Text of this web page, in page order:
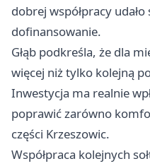
dobrej współpracy
dofinansowanie.
Głąb podkreśla, że dla
więcej niż tylko kolejną
Inwestycja ma realnie
poprawić zarówno
części Krzeszowic.
Współpraca kolejnych